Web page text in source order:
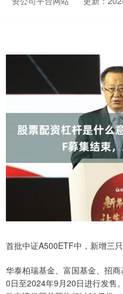
首批中证A500ETF中，新增三只
华泰柏瑞基金、富国基金、招
0日至2024年9月20日进行发售